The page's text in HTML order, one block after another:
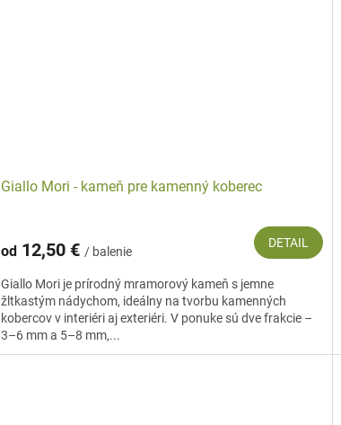
Giallo Mori - kameň pre kamenný koberec
od 12,50 €/ balenie
DETAIL
Giallo Mori je prírodný mramorový kameň s jemne
žltkastým nádychom, ideálny na tvorbu kamenných
kobercov v interiéri aj exteriéri. V ponuke sú dve frakcie –
3–6 mm a 5–8 mm,...